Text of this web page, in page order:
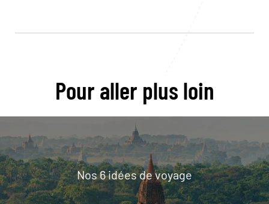
Pour aller plus loin
Nos 6 idées de voyage